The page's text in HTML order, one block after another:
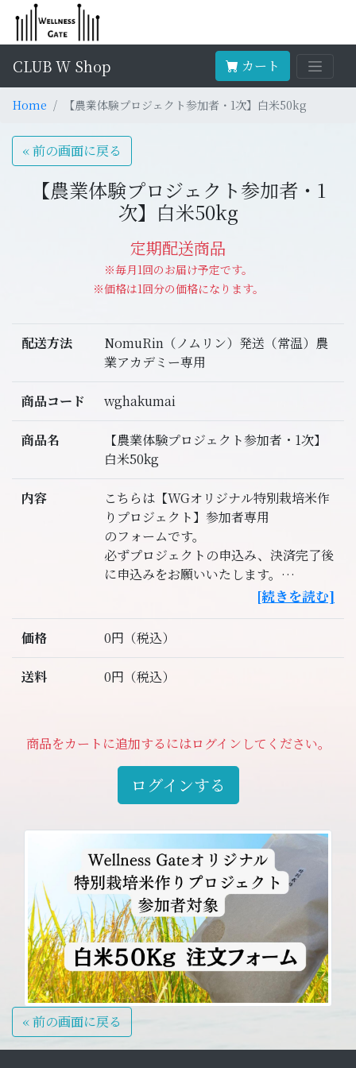
CLUB W Shop カート
Home 【農業体験プロジェクト参加者・1次】白米50kg
« 前の画面に戻る
【農業体験プロジェクト参加者・1
次】白米50kg
定期配送商品
※毎月1回のお届け予定です。
※価格は1回分の価格になります。
配送方法
NomuRin（ノムリン）発送（常温）農
業アカデミー専用
商品コード wghakumai
商品名
【農業体験プロジェクト参加者・1次】
白米50kg
内容
こちらは【WGオリジナル特別栽培米作
りプロジェクト】参加者専用
のフォームです。
必ずプロジェクトの申込み、決済完了後
に申込みをお願いいたします。
・プロジェクト参加者にはWellness
Gateオリジナル特別栽培米を
５０Kg分確保いたします。
・お米は2025年12月〜2026年4月までの
・収穫状況によって変更になる可能性が
ございます。あらかじめご了承願いま
・上記配送期間内に、配送先の変更があ
ご連絡をいただきますようお願いいたし
ます。
[続きを読む]
価格 0円（税込）
送料 0円（税込）
商品をカートに追加するにはログインしてください。
ログインする
« 前の画面に戻る